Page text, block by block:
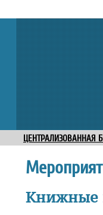
ЦЕНТРАЛИЗОВАННАЯ
Книжные